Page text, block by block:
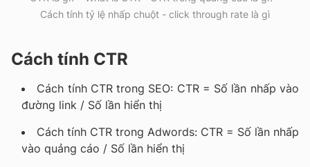
Cách tính tỷ lệ nhấp chuột - click through rate là gì
Cách tính CTR
Cách tính CTR trong SEO: CTR = Số lần nhấp vào
đường link / Số lần hiển thị
Cách tính CTR trong Adwords: CTR = Số lần nhấp
vào quảng cáo / Số lần hiển thị